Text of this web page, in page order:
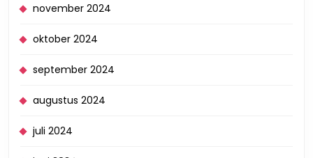
november 2024
oktober 2024
september 2024
augustus 2024
juli 2024